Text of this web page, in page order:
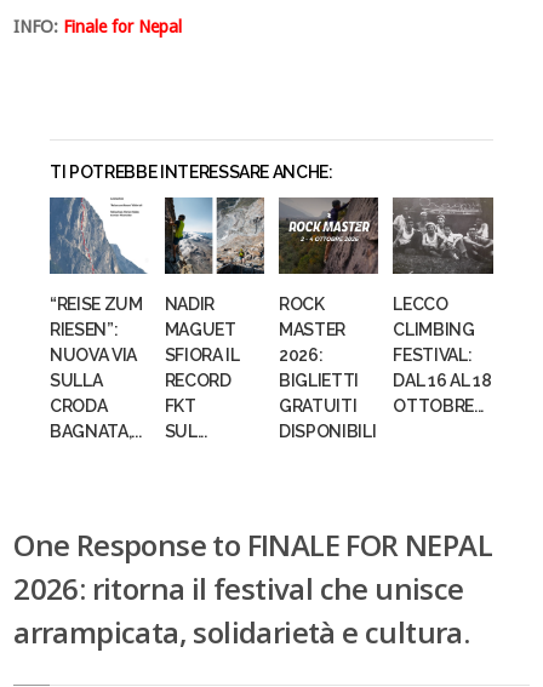
INFO: Finale for Nepal
TI POTREBBE INTERESSARE ANCHE:
“REISE ZUM
RIESEN”:
NUOVA VIA
SULLA
CRODA
BAGNATA,...
NADIR
MAGUET
SFIORA IL
RECORD
FKT
SUL...
ROCK
MASTER
2026:
BIGLIETTI
GRATUITI
DISPONIBILI
LECCO
CLIMBING
FESTIVAL:
DAL 16 AL 18
OTTOBRE...
One Response to FINALE FOR NEPAL
2026: ritorna il festival che unisce
arrampicata, solidarietà e cultura.